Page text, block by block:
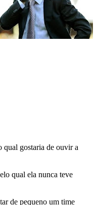
qual gostaria de ouvir a
qual ela nunca teve
de pequeno um time